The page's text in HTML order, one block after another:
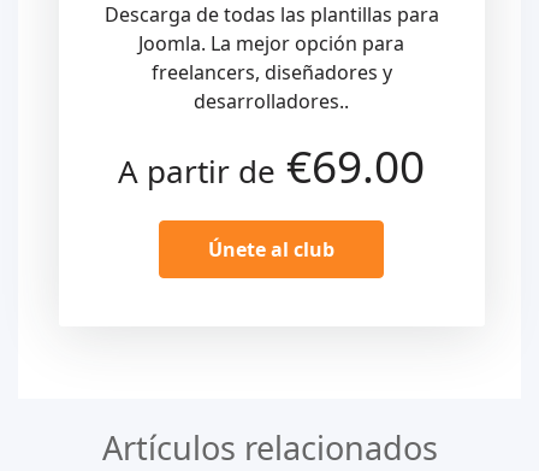
Descarga de todas las plantillas para
Joomla. La mejor opción para
freelancers, diseñadores y
desarrolladores..
A partir de €69.00
Únete al club
Artículos relacionados